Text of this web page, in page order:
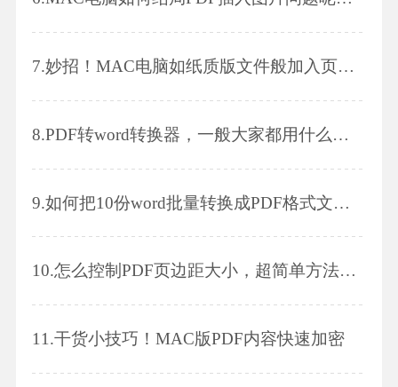
7.妙招！MAC电脑如纸质版文件般加入页码！
8.PDF转word转换器，一般大家都用什么软件?
9.如何把10份word批量转换成PDF格式文件?三步学会!
10.怎么控制PDF页边距大小，超简单方法推荐!
11.干货小技巧！MAC版PDF内容快速加密